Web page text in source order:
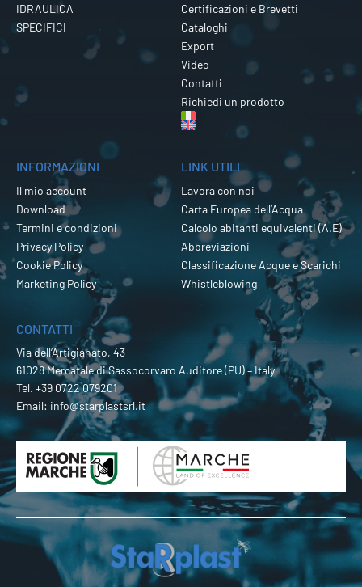
IDRAULICA
SPECIFICI
Certificazioni e Brevetti
Cataloghi
Export
Video
Contatti
Richiedi un prodotto
INFORMAZIONI
Il mio account
Download
Termini e condizioni
Privacy Policy
Cookie Policy
Marketing Policy
LINK UTILI
Lavora con noi
Carta Europea dell’Acqua
Calcolo abitanti equivalenti (A.E)
Abbreviazioni
Classificazione Acque e Scarichi
Whistleblowing
CONTATTI
Via dell’Artigianato, 43
61028 Mercatale di Sassocorvaro Auditore (PU) – Italy
Tel. +39 0722 079201
Email: info@starplastsrl.it